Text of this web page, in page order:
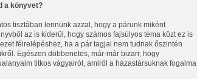
a könyvet?
tisztában lennünk azzal, hogy a párunk miként
az is kiderül, hogy számos fajsúlyos téma közt ez is
félrelépéshez, ha a pár tagjai nem tudnak őszintén
Egészen döbbenetes, már-már bizarr, hogy
titkos vágyairól, amiről a házastársuknak fogalma